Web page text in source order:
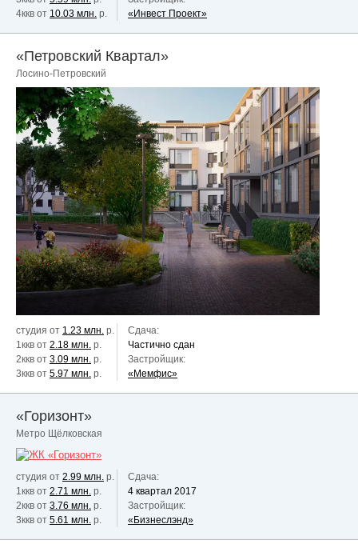
4ккв от 10.03 млн. р.
«Инвест Проект»
«Петровский Квартал»
Лосино-Петровский
студия от 1.23 млн. р.
1ккв от 2.18 млн. р.
2ккв от 3.09 млн. р.
3ккв от 5.97 млн. р.
Сдача:
Частично сдан
Застройщик:
«Мемфис»
«Горизонт»
Метро Щёлковская
студия от 2.99 млн. р.
1ккв от 2.71 млн. р.
2ккв от 3.76 млн. р.
3ккв от 5.61 млн. р.
Сдача:
4 квартал 2017
Застройщик:
«Бизнеслэнд»